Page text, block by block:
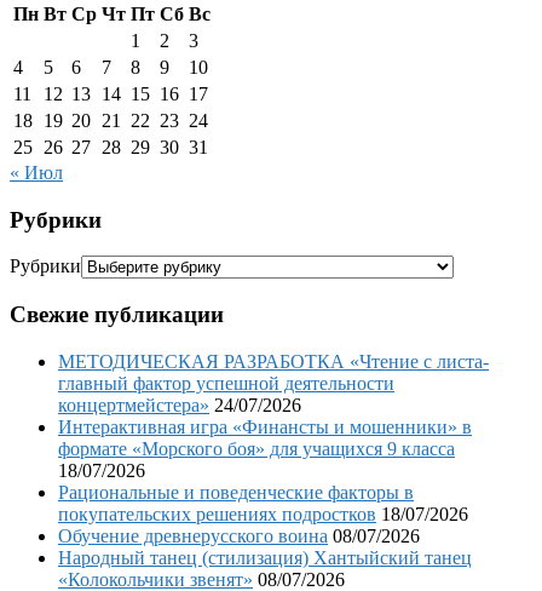
Пн Вт Ср Чт Пт Сб Вс
1
2
3
4
5 6 7 8 9
10
11
12 13 14 15 16 17
18 19 20 21 22 23 24
25 26 27 28 29 30 31
« Июл
Рубрики
Рубрики
Свежие публикации
МЕТОДИЧЕСКАЯ РАЗРАБОТКА «Чтение с листа-
главный фактор успешной деятельности
концертмейстера» 24/07/2026
Интерактивная игра «Финансты и мошенники» в
формате «Морского боя» для учащихся 9 класса
18/07/2026
Рациональные и поведенческие факторы в
покупательских решениях подростков 18/07/2026
Обучение древнерусского воина 08/07/2026
Народный танец (стилизация) Хантыйский танец
«Колокольчики звенят» 08/07/2026